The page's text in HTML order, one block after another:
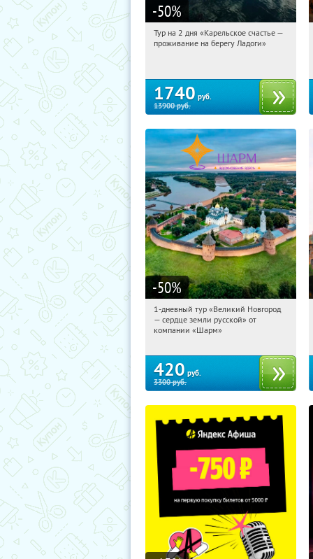
-50%
02:12:29 Купили:39
Тур на 2 дня «Карельское счастье —
проживание на берегу Ладоги»
1740 руб.
13900руб.
-50%
02:12:29 Купили:22
Достоевская
1-дневный тур «Великий Новгород
— сердце земли русской» от
компании «Шарм»
420 руб.
3300руб.